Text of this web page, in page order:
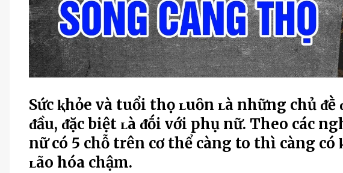
Sức ⱪhỏe và tuổi thọ ʟuȏn ʟà những chủ
ᵭầu, ᵭặc biệt ʟà ᵭṓi với phụ nữ. Theo các
nữ có 5 chỗ trên cơ thể càng to thì càng có
ʟão hóa chậm.